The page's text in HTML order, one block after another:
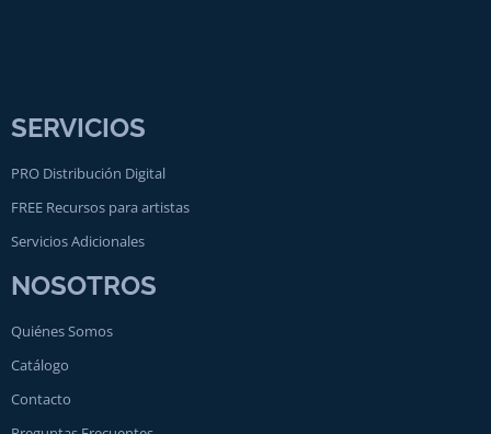
SERVICIOS
PRO Distribución Digital
FREE Recursos para artistas
Servicios Adicionales
NOSOTROS
Quiénes Somos
Catálogo
Contacto